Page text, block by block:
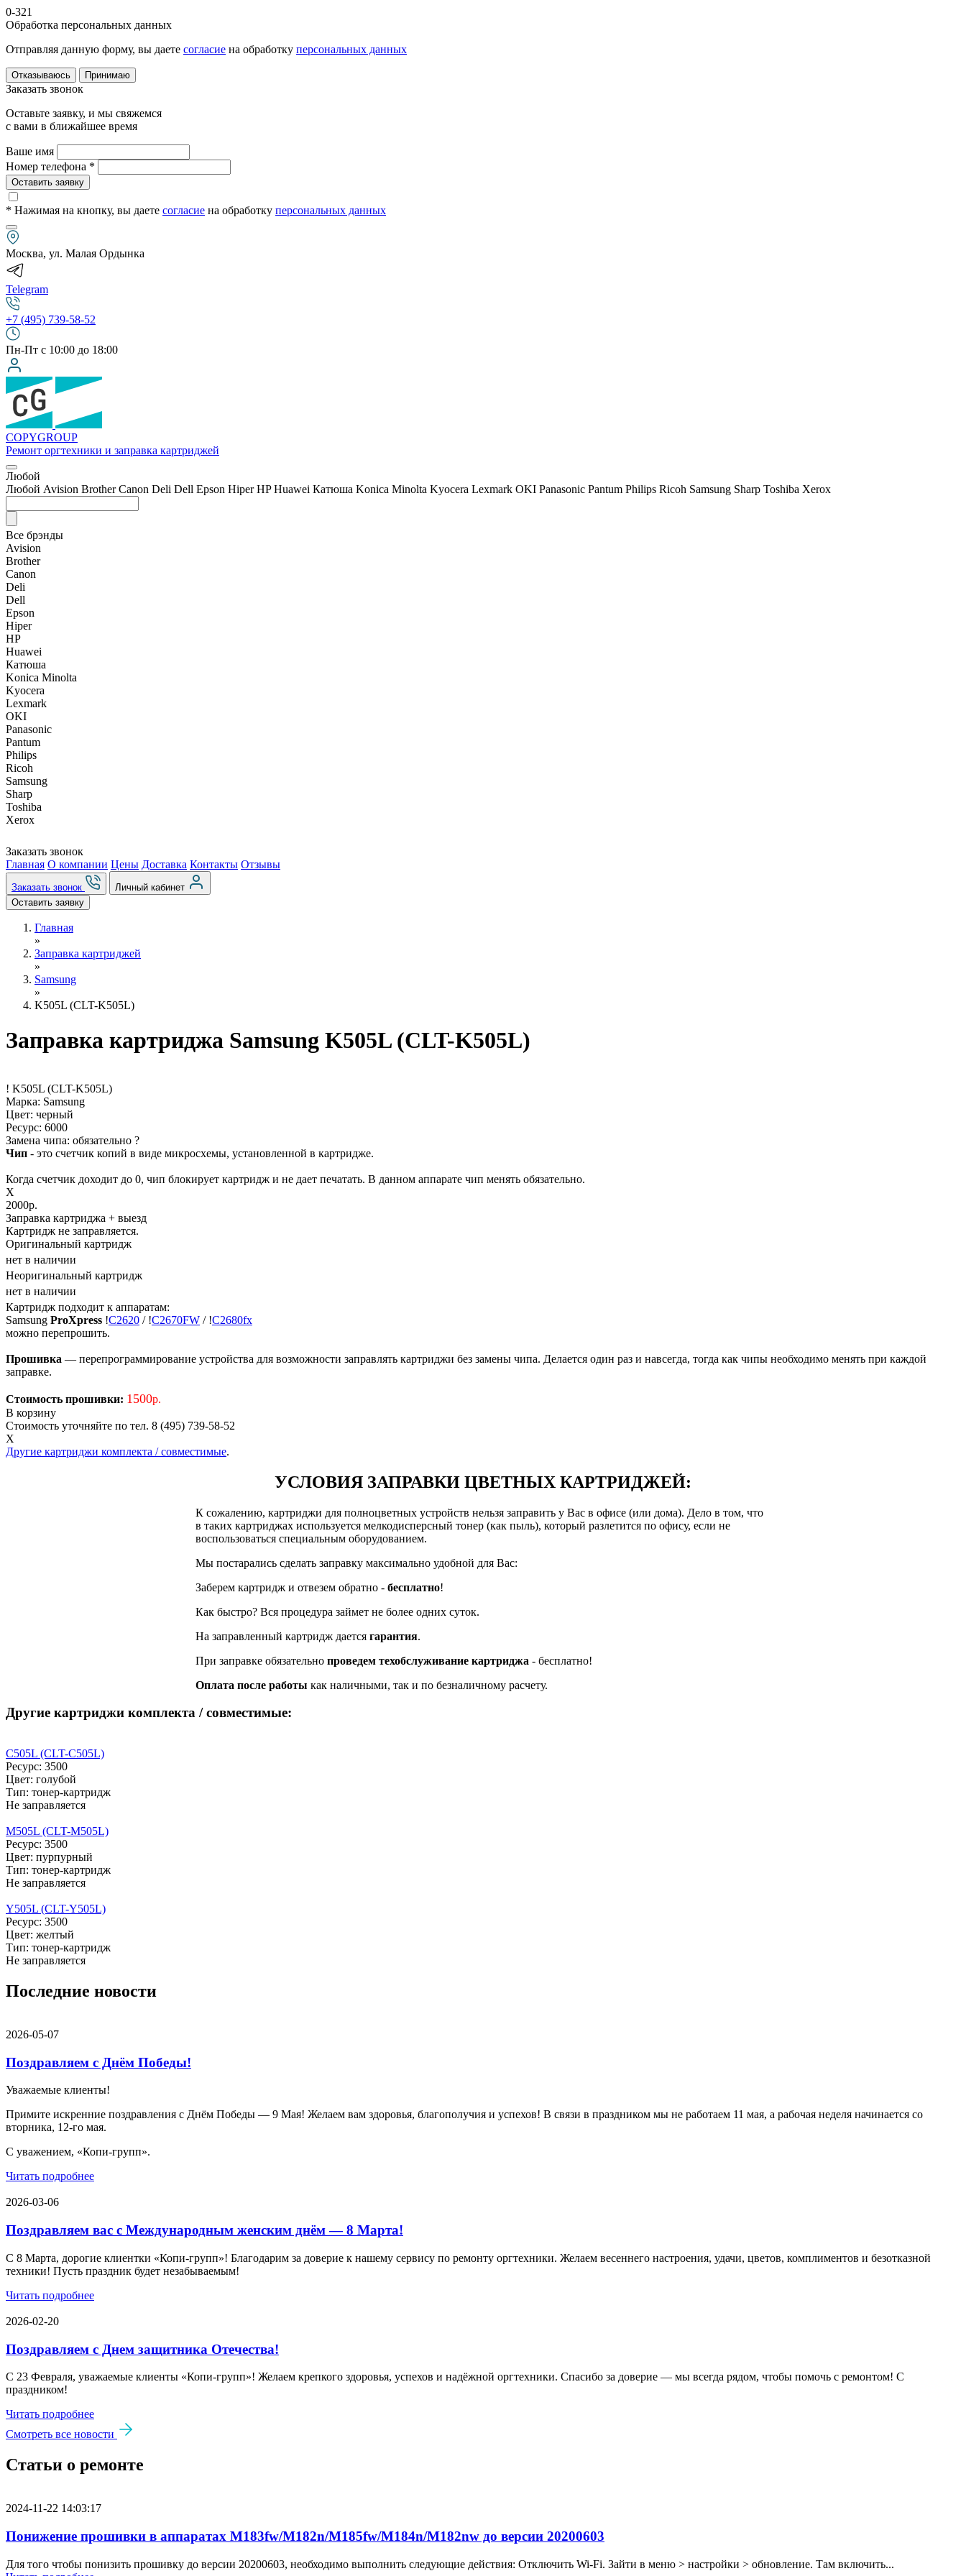
0-321
Обработка персональных данных
Отправляя данную форму, вы даете согласие на обработку персональных данных
Отказываюсь Принимаю
Заказать звонок
Оставьте заявку, и мы свяжемся
с вами в ближайшее время
Ваше имя
Номер телефона *
Оставить заявку
* Нажимая на кнопку, вы даете согласие на обработку персональных данных
Москва, ул. Малая Ордынка
Telegram
+7 (495) 739-58-52
Пн-Пт с 10:00 до 18:00
COPYGROUP
Ремонт оргтехники и заправка картриджей
Любой
Любой Avision Brother Canon Deli Dell Epson Hiper HP Huawei Катюша Konica Minolta Kyocera Lexmark OKI Panasonic Pantum Philips Ricoh Samsung Sharp Toshiba Xerox
Все брэнды
Avision
Brother
Canon
Deli
Dell
Epson
Hiper
HP
Huawei
Катюша
Konica Minolta
Kyocera
Lexmark
OKI
Panasonic
Pantum
Philips
Ricoh
Samsung
Sharp
Toshiba
Xerox
Заказать звонок
Главная О компании Цены Доставка Контакты Отзывы
Заказать звонок
Личный кабинет
Оставить заявку
Главная
»
Заправка картриджей
»
Samsung
»
K505L (CLT-K505L)
Заправка картриджа Samsung K505L (CLT-K505L)
! K505L (CLT-K505L)
Марка: Samsung
Цвет: черный
Ресурс: 6000
Замена чипа: обязательно ?
Чип - это счетчик копий в виде микросхемы, установленной в картридже.
Когда счетчик доходит до 0, чип блокирует картридж и не дает печатать. В данном аппарате чип менять обязательно.
X
2000р.
Заправка картриджа + выезд
Картридж не заправляется.
Оригинальный картридж
нет в наличии
Неоригинальный картридж
нет в наличии
Картридж подходит к аппаратам:
Samsung ProXpress !C2620 / !C2670FW / !C2680fx
можно перепрошить.
Прошивка — перепрограммирование устройства для возможности заправлять картриджи без замены чипа. Делается один раз и навсегда, тогда как чипы необходимо менять при каждой
заправке.
Стоимость прошивки: 1500р.
В корзину
Стоимость уточняйте по тел. 8 (495) 739-58-52
X
Другие картриджи комплекта / совместимые.
УСЛОВИЯ ЗАПРАВКИ ЦВЕТНЫХ КАРТРИДЖЕЙ:
К сожалению, картриджи для полноцветных устройств нельзя заправить у Вас в офисе (или дома). Дело в том, что
в таких картриджах используется мелкодисперсный тонер (как пыль), который разлетится по офису, если не
воспользоваться специальным оборудованием.
Мы постарались сделать заправку максимально удобной для Вас:
Заберем картридж и отвезем обратно - бесплатно!
Как быстро? Вся процедура займет не более одних суток.
На заправленный картридж дается гарантия.
При заправке обязательно проведем техобслуживание картриджа - бесплатно!
Оплата после работы как наличными, так и по безналичному расчету.
Другие картриджи комплекта / совместимые:
C505L (CLT-C505L)
Ресурс: 3500
Цвет: голубой
Тип: тонер-картридж
Не заправляется
M505L (CLT-M505L)
Ресурс: 3500
Цвет: пурпурный
Тип: тонер-картридж
Не заправляется
Y505L (CLT-Y505L)
Ресурс: 3500
Цвет: желтый
Тип: тонер-картридж
Не заправляется
Последние новости
2026-05-07
Поздравляем с Днём Победы!
Уважаемые клиенты!
Примите искренние поздравления с Днём Победы — 9 Мая! Желаем вам здоровья, благополучия и успехов! В связи в праздником мы не работаем 11 мая, а рабочая неделя начинается со
вторника, 12-го мая.
С уважением, «Копи-групп».
Читать подробнее
2026-03-06
Поздравляем вас с Международным женским днём — 8 Марта!
С 8 Марта, дорогие клиентки «Копи‑групп»! Благодарим за доверие к нашему сервису по ремонту оргтехники. Желаем весеннего настроения, удачи, цветов, комплиментов и безотказной
техники! Пусть праздник будет незабываемым!
Читать подробнее
2026-02-20
Поздравляем с Днем защитника Отечества!
С 23 Февраля, уважаемые клиенты «Копи‑групп»! Желаем крепкого здоровья, успехов и надёжной оргтехники. Спасибо за доверие — мы всегда рядом, чтобы помочь с ремонтом! С
праздником!
Читать подробнее
Смотреть все новости
Статьи о ремонте
2024-11-22 14:03:17
Понижение прошивки в аппаратах M183fw/M182n/M185fw/M184n/M182nw до версии 20200603
Для того чтобы понизить прошивку до версии 20200603, необходимо выполнить следующие действия: Отключить Wi-Fi. Зайти в меню > настройки > обновление. Там включить...